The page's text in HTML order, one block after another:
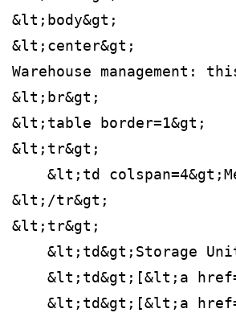
&lt;body&gt;
&lt;center&gt;
Warehouse
&lt;br&gt;
&lt;table border=1&gt;
&lt;tr&gt;
&lt;td
&lt;/tr&gt;
&lt;tr&gt;
&lt;td&gt;Storage
&lt;td&gt;[&lt;a
&lt;td&gt;[&lt;a